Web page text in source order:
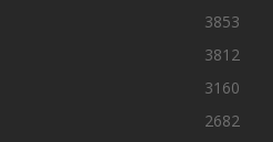
3853
3812
3160
2682